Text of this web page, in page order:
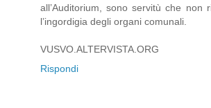
all’Auditorium, sono servitù che non
l’ingordigia degli organi comunali.
VUSVO.ALTERVISTA.ORG
Rispondi